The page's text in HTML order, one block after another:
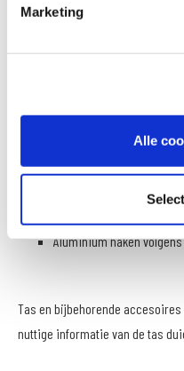
Marketing
Alle
R-series van Kriega
buddy, of als tanktas via
converter
420D Cordura�� Lite
Uitneembare witte liner
YKK�� waterafstotende
Aluminium haken
Tas en bijbehorende
nuttige informatie van de tas